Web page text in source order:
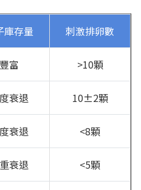
庫存量 刺激排卵數
豐富 >10顆
衰退 10±2顆
衰退 <8顆
衰退 <5顆